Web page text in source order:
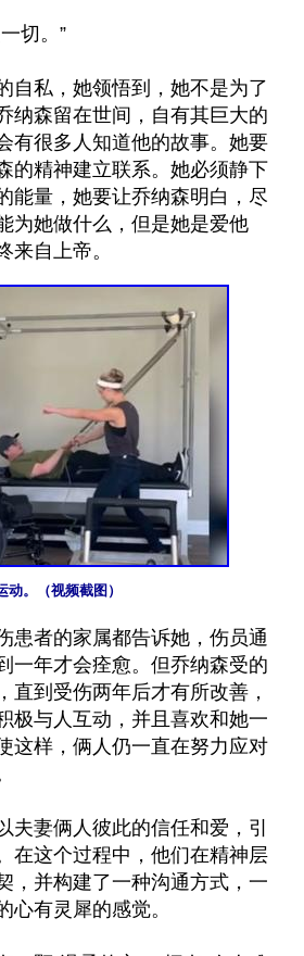
切。”
自私，她领悟到，她不是为了
纳森留在世间，自有其巨大的
有很多人知道他的故事。她要
的精神建立联系。她必须静下
能量，她要让乔纳森明白，尽
为她做什么，但是她是爱他
。（视频截图）
患者的家属都告诉她，伤员通
一年才会痊愈。但乔纳森受的
直到受伤两年后才有所改善，
极与人互动，并且喜欢和她一
这样，俩人仍一直在努力应对
夫妻俩人彼此的信任和爱，引
在这个过程中，他们在精神层
，并构建了一种沟通方式，一
心有灵犀的感觉。